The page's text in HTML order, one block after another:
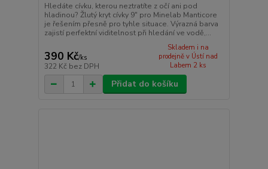
Hledáte cívku, kterou neztratíte z očí ani pod
hladinou? Žlutý kryt cívky 9" pro Minelab Manticore
je řešením přesně pro tyhle situace. Výrazná barva
zajistí perfektní viditelnost při hledání ve vodě,...
390 Kč/ks
322 Kč bez DPH
Skladem i na
prodejně v Ústí nad
Labem 2 ks
Přidat do košíku